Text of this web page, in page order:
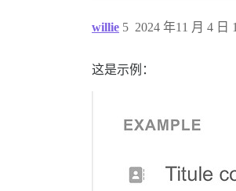
willie 2024 年11 月 4 日
5
这是示例：